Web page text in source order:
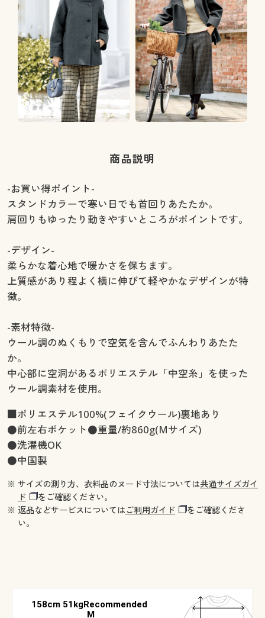
商品説明
-お買い得ポイント-
スタンドカラーで寒い日でも首回りあたたか。
肩回りもゆったり動きやすいところがポイントです。
-デザイン-
柔らかな着心地で暖かさを保ちます。
上質感があり程よく横に伸びて軽やかなデザインが特
徴。
-素材特徴-
ウール調のぬくもりで空気を含んでふんわりあたた
か。
中心部に空洞があるポリエステル「中空糸」を使った
ウール調素材を使用。
■ポリエステル100%(フェイクウール)裏地あり
●前左右ポケット●重量/約860g(Mサイズ)
●洗濯機OK
●中国製
※ サイズの測り方、衣料品のヌード寸法については共通サイズガイ
ド
をご確認ください。
※ 返品などサービスについてはご利用ガイド
をご確認くださ
い。
158cm 51kgRecommended
M